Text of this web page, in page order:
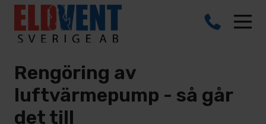
Rengöring av
luftvärmepump - så går
det till